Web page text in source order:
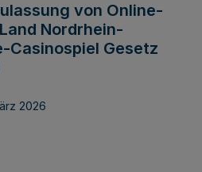
von Online-
Nordrhein-
Casinospiel Gesetz
2026